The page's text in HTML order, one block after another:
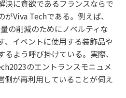
決に貪欲であるフランスならで
Viva Techである。例えば、
の削減のためにノベルティな
、イベントに使用する装飾品や
よう呼び掛けている。実際、
のエントランスモニュメ
側が再利用していることが伺え